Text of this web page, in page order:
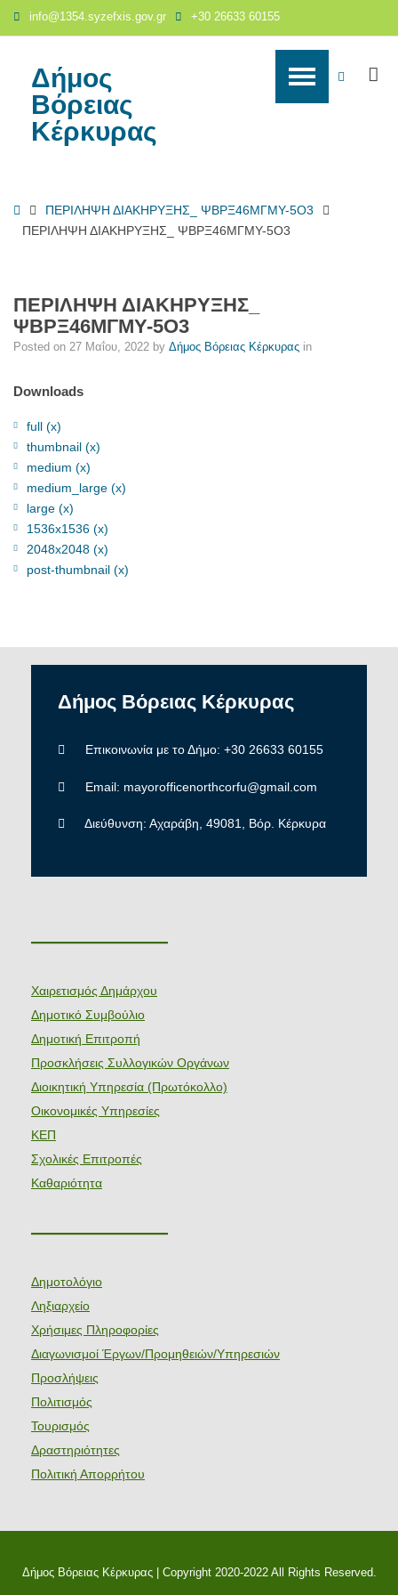
ΠΕΡΙΛΗΨΗ
Δήμος
Βόρειας
Κέρκυρας
info@1354.syzefxis.gov.gr +30 26633 60155
Δήμος
Βόρειας
Κέρκυρας
HomeΠΕΡΙΛΗΨΗ ΔΙΑΚΗΡΥΞΗΣ_ ΨΒΡΞ46ΜΓΜΥ-5Ο3
ΠΕΡΙΛΗΨΗ ΔΙΑΚΗΡΥΞΗΣ_ ΨΒΡΞ46ΜΓΜΥ-5Ο3
ΠΕΡΙΛΗΨΗ ΔΙΑΚΗΡΥΞΗΣ_
ΨΒΡΞ46ΜΓΜΥ-5Ο3
Posted on 27 Μαΐου, 2022 by Δήμος Βόρειας Κέρκυρας in
Downloads
full (x)
thumbnail (x)
medium (x)
medium_large (x)
large (x)
1536x1536 (x)
2048x2048 (x)
post-thumbnail (x)
Δήμος Βόρειας Κέρκυρας
Επικοινωνία με το Δήμο: +30 26633 60155
Email: mayorofficenorthcorfu@gmail.com
Διεύθυνση: Αχαράβη, 49081, Βόρ. Κέρκυρα
———————
Χαιρετισμός Δημάρχου
Δημοτικό Συμβούλιο
Δημοτική Επιτροπή
Προσκλήσεις Συλλογικών Οργάνων
Διοικητική Υπηρεσία (Πρωτόκολλο)
Οικονομικές Υπηρεσίες
ΚΕΠ
Σχολικές Επιτροπές
Καθαριότητα
———————
Δημοτολόγιο
Ληξιαρχείο
Χρήσιμες Πληροφορίες
Διαγωνισμοί Έργων/Προμηθειών/Υπηρεσιών
Προσλήψεις
Πολιτισμός
Τουρισμός
Δραστηριότητες
Πολιτική Απορρήτου
Δήμος Βόρειας Κέρκυρας | Copyright 2020-2022 All Rights Reserved.